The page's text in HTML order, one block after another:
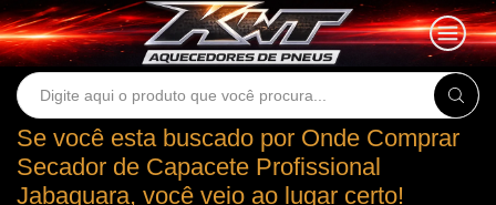
Search
Se você esta buscado por Onde Comprar
Secador de Capacete Profissional
Jabaquara, você veio ao lugar certo!